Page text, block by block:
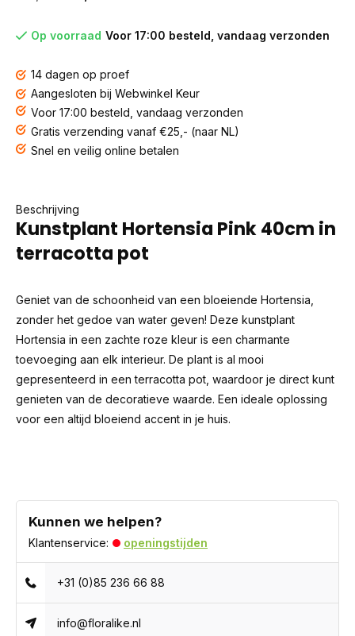
Op voorraad Voor 17:00 besteld, vandaag verzonden
14 dagen op proef
Aangesloten bij Webwinkel Keur
Voor 17:00 besteld, vandaag verzonden
Gratis verzending vanaf €25,- (naar NL)
Snel en veilig online betalen
Beschrijving
Kunstplant Hortensia Pink 40cm in
terracotta pot
Geniet van de schoonheid van een bloeiende Hortensia,
zonder het gedoe van water geven! Deze kunstplant
Hortensia in een zachte roze kleur is een charmante
toevoeging aan elk interieur. De plant is al mooi
gepresenteerd in een terracotta pot, waardoor je direct kunt
genieten van de decoratieve waarde. Een ideale oplossing
voor een altijd bloeiend accent in je huis.
Kunnen we helpen?
Klantenservice: openingstijden
+31 (0)85 236 66 88
info@floralike.nl